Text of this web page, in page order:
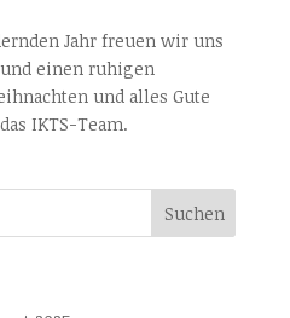
Jahr freuen wir uns
einen ruhigen
und alles Gute
IKTS-Team.